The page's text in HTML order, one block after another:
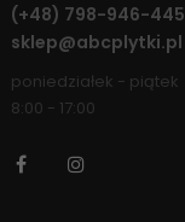
(+48) 798-946-445
sklep@abcplytki.pl
poniedziałek - piątek
8:00 - 17:00
Facebook